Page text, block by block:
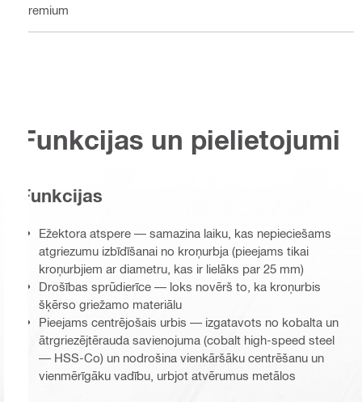
Premium
Funkcijas un pielietojumi
Funkcijas
Ežektora atspere — samazina laiku, kas nepieciešams
atgriezumu izbīdīšanai no kroņurbja (pieejams tikai
kroņurbjiem ar diametru, kas ir lielāks par 25 mm)
Drošības sprūdierīce — loks novērš to, ka kroņurbis
šķērso griežamo materiālu
Pieejams centrējošais urbis — izgatavots no kobalta un
ātrgriezējtērauda savienojuma (cobalt high-speed steel
— HSS-Co) un nodrošina vienkāršāku centrēšanu un
vienmērīgāku vadību, urbjot atvērumus metālos